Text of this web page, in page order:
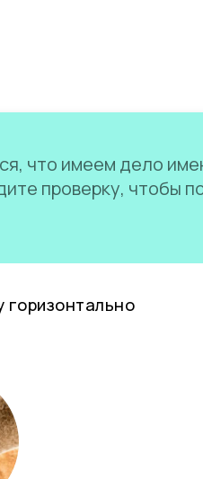
что имеем дело
проверку, чтобы
горизонтально